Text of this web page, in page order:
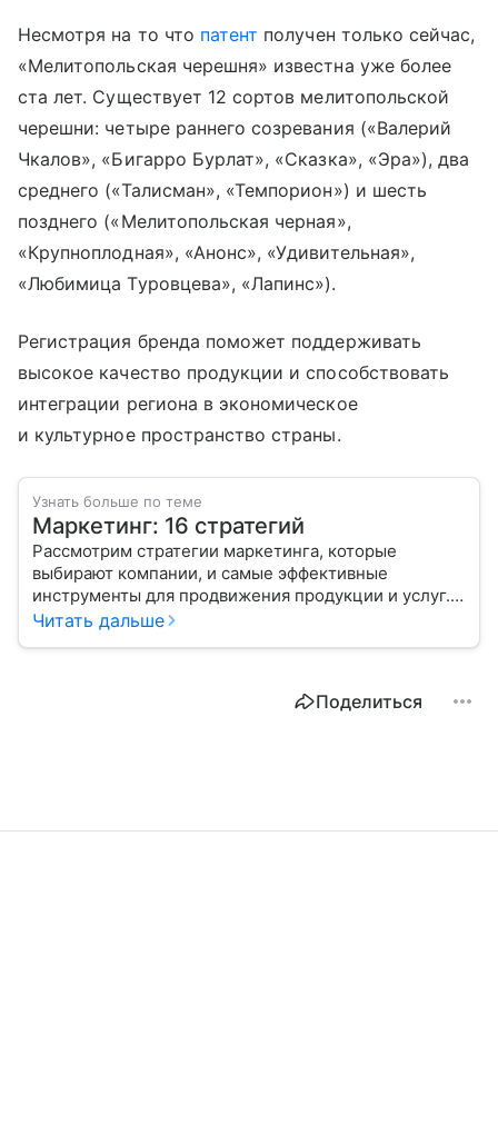
Несмотря на то что патент получен только сейчас,
«Мелитопольская черешня» известна уже более
ста лет. Существует 12 сортов мелитопольской
черешни: четыре раннего созревания («Валерий
Чкалов», «Бигарро Бурлат», «Сказка», «Эра»), два
среднего («Талисман», «Темпорион») и шесть
позднего («Мелитопольская черная»,
«Крупноплодная», «Анонс», «Удивительная»,
«Любимица Туровцева», «Лапинс»).
Регистрация бренда поможет поддерживать
высокое качество продукции и способствовать
интеграции региона в экономическое
и культурное пространство страны.
Узнать больше по теме
Маркетинг: 16 стратегий
Рассмотрим стратегии маркетинга, которые
выбирают компании, и самые эффективные
инструменты для продвижения продукции и услуг.
Читать дальше
Поделиться